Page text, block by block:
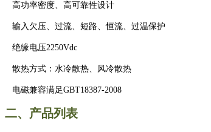
高功率密度、高可靠性设计
输入欠压、过流、短路、恒流、过温保护
绝缘电压2250Vdc
散热方式：水冷散热、风冷散热
电磁兼容满足GBT18387-2008
二、产品列表